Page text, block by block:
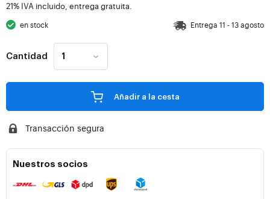
21% IVA incluido, entrega gratuita.
en stock Entrega 11 - 13 agosto
Cantidad
Añadir a la cesta
Transacción segura
Nuestros socios